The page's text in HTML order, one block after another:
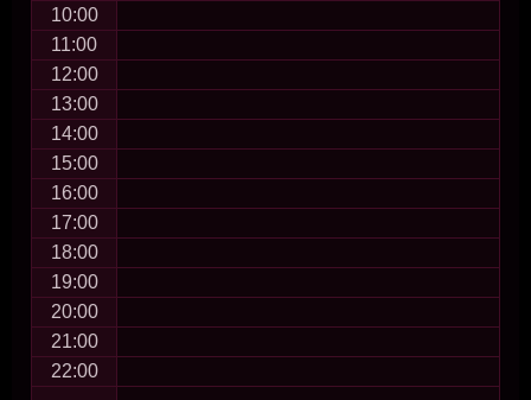
10:00
11:00
12:00
13:00
14:00
15:00
16:00
17:00
18:00
19:00
20:00
21:00
22:00